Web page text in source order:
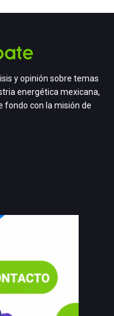
y opinión sobre temas
energética mexicana,
fondo con la misión de